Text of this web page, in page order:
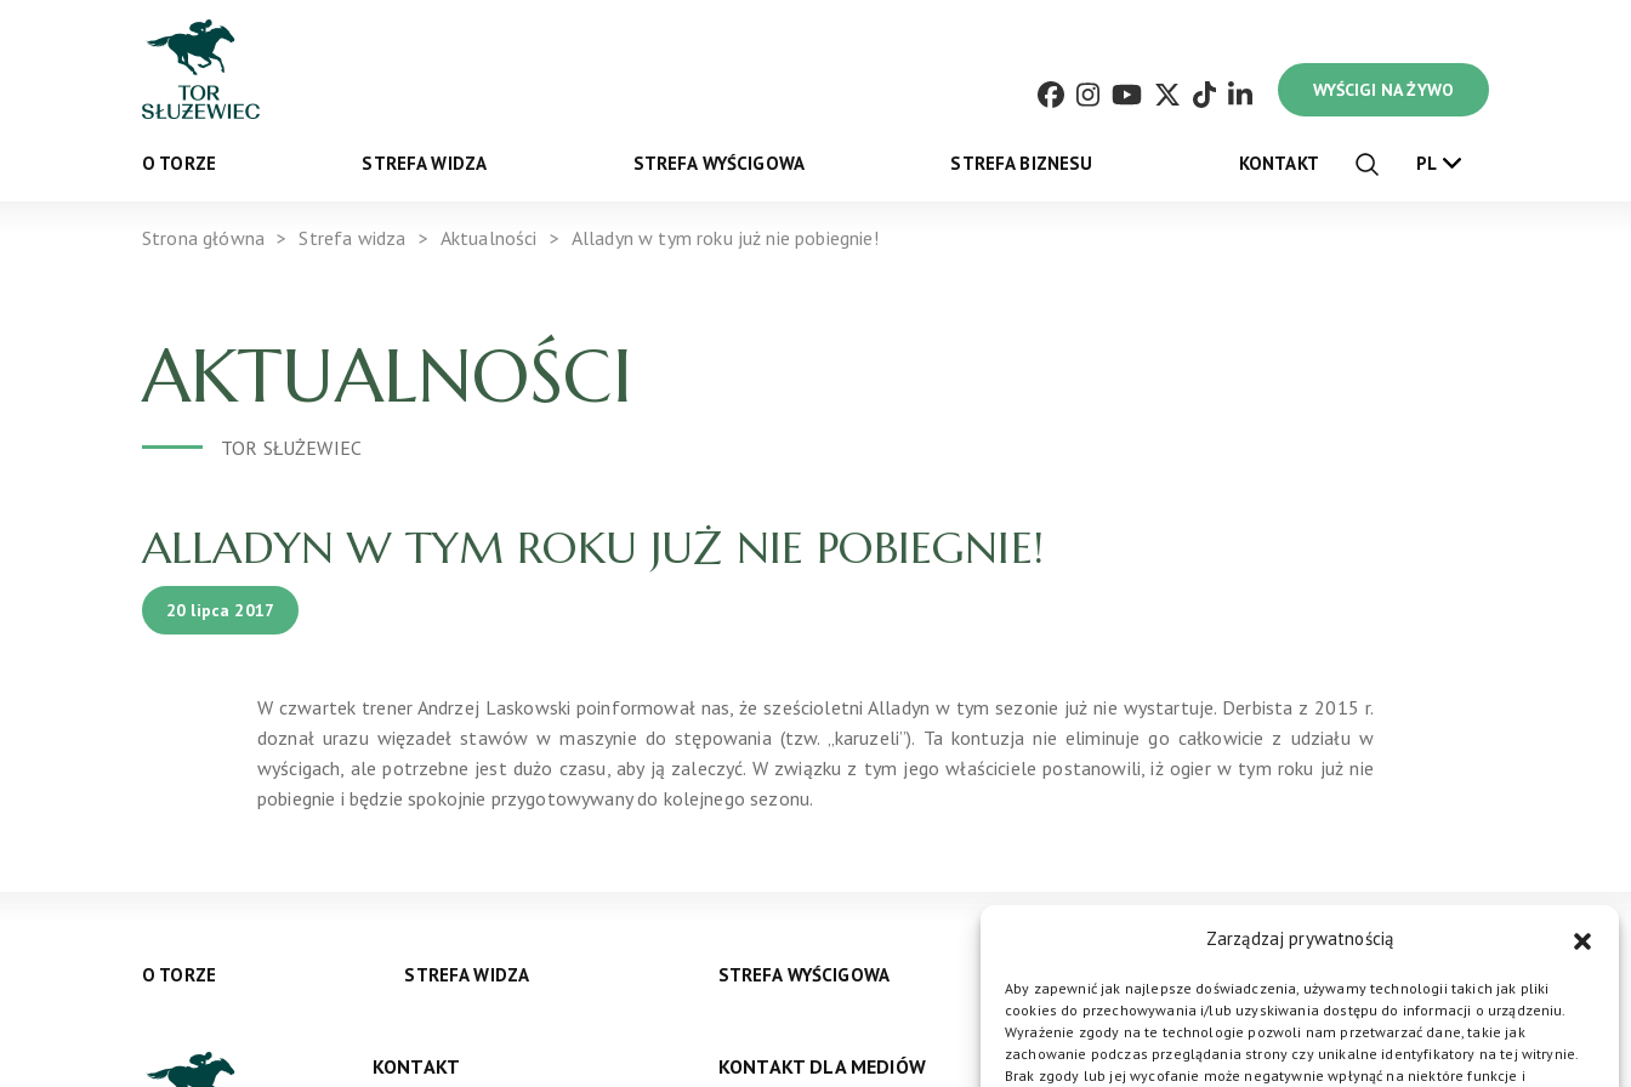
Zarządzaj prywatnością
Aby zapewnić jak najlepsze doświadczenia, używamy technologii takich jak pliki
cookies do przechowywania i/lub uzyskiwania dostępu do informacji o urządzeniu.
Wyrażenie zgody na te technologie pozwoli nam przetwarzać dane, takie jak
zachowanie podczas przeglądania strony czy unikalne identyfikatory na tej witrynie.
Brak zgody lub jej wycofanie może negatywnie wpłynąć na niektóre funkcje i
WYŚCIGI NA ŻYWO
O TORZE STREFA WIDZA STREFA WYŚCIGOWA STREFA BIZNESU KONTAKT PL
Strona główna Strefa widza Aktualności Alladyn w tym roku już nie pobiegnie!
AKTUALNOŚCI
TOR SŁUŻEWIEC
ALLADYN W TYM ROKU JUŻ NIE POBIEGNIE!
20 lipca 2017
W czwartek trener Andrzej Laskowski poinformował nas, że sześcioletni Alladyn w tym sezonie już nie wystartuje. Derbista z 2015 r.
doznał urazu więzadeł stawów w maszynie do stępowania (tzw. „karuzeli”). Ta kontuzja nie eliminuje go całkowicie z udziału w
wyścigach, ale potrzebne jest dużo czasu, aby ją zaleczyć. W związku z tym jego właściciele postanowili, iż ogier w tym roku już nie
pobiegnie i będzie spokojnie przygotowywany do kolejnego sezonu.
O TORZE STREFA WIDZA STREFA WYŚCIGOWA
KONTAKT KONTAKT DLA MEDIÓW DOŁĄCZ DO NAS